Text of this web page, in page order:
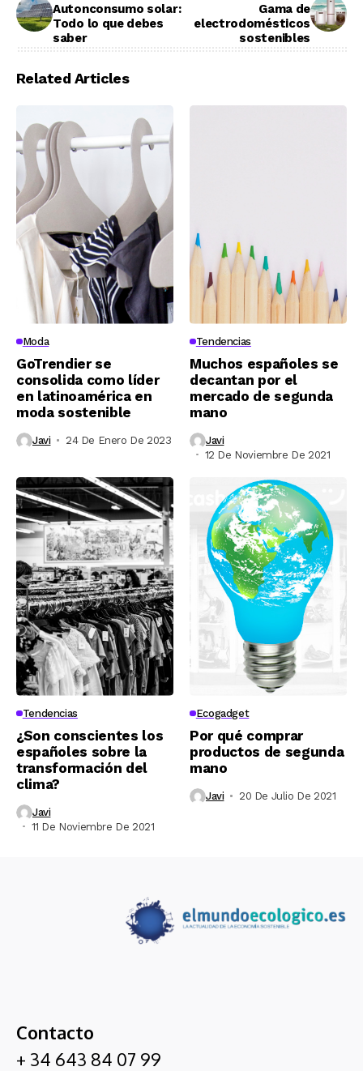
Autonconsumo solar:
Todo lo que debes
saber
Gama de
electrodomésticos
sostenibles
Related Articles
Moda
GoTrendier se
consolida como líder
en latinoamérica en
moda sostenible
Javi 24 De Enero De 2023
Tendencias
Muchos españoles se
decantan por el
mercado de segunda
mano
Javi
12 De Noviembre De 2021
Tendencias
¿Son conscientes los
españoles sobre la
transformación del
clima?
Javi
11 De Noviembre De 2021
Ecogadget
Por qué comprar
productos de segunda
mano
Javi 20 De Julio De 2021
Contacto
+ 34 643 84 07 99